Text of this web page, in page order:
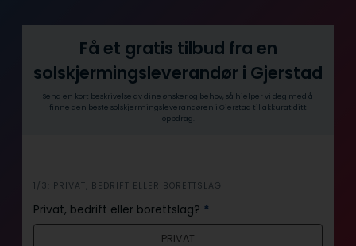
Få et gratis tilbud fra en
solskjermingsleverandør i Gjerstad
Send en kort beskrivelse av dine ønsker og behov, så hjelper vi deg med å
finne den beste solskjermingsleverandøren i Gjerstad til akkurat ditt
oppdrag.
i
n
n
1/3: PRIVAT, BEDRIFT ELLER BORETTSLAG
Privat, bedrift eller borettslag? *
PRIVAT